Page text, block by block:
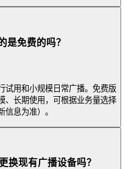
免费的吗？
试用和小规模日常广播。免费版
、长期使用，可根据业务量选择
信息为准）。
现有广播设备吗？